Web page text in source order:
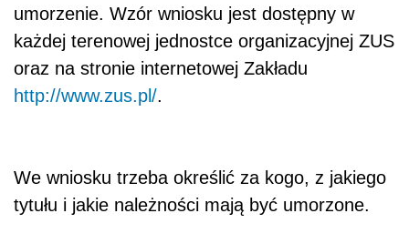
umorzenie. Wzór wniosku jest dostępny w
każdej terenowej jednostce organizacyjnej ZUS
oraz na stronie internetowej Zakładu
http://www.zus.pl/.
We wniosku trzeba określić za kogo, z jakiego
tytułu i jakie należności mają być umorzone.